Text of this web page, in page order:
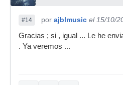
#14 por ajblmusic el 15/10/
Gracias ; si , igual ... Le he
. Ya veremos ...